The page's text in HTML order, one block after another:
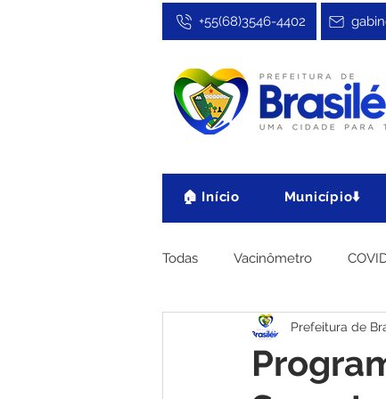
+55(68)3546-4402
🏠 Início Município⬇️
Todas Vacinômetro
Cultura, Festa e Esporte
Prefeitura de